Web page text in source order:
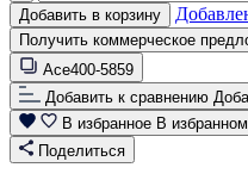
Добавить в корзину
Получить коммерческое
Ace400-5859
Добавить к сравнению
В избранное В избранном
Поделиться